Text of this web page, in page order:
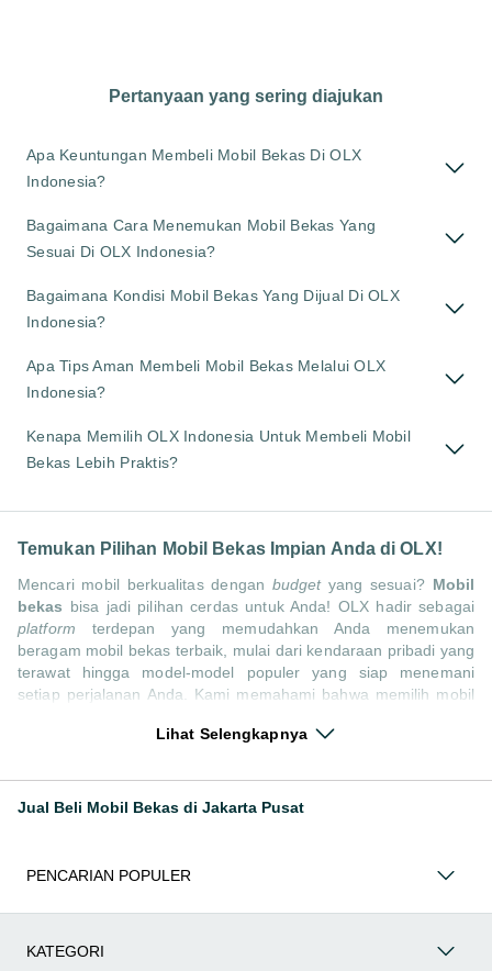
Pertanyaan yang sering diajukan
Apa Keuntungan Membeli Mobil Bekas Di OLX
Indonesia?
Bagaimana Cara Menemukan Mobil Bekas Yang
Sesuai Di OLX Indonesia?
Bagaimana Kondisi Mobil Bekas Yang Dijual Di OLX
Indonesia?
Apa Tips Aman Membeli Mobil Bekas Melalui OLX
Indonesia?
Kenapa Memilih OLX Indonesia Untuk Membeli Mobil
Bekas Lebih Praktis?
Temukan Pilihan Mobil Bekas Impian Anda di OLX!
Mencari mobil berkualitas dengan budgetyang sesuai? Mobil
bekas bisa jadi pilihan cerdas untuk Anda! OLX hadir sebagai
platform terdepan yang memudahkan Anda menemukan
beragam mobil bekas terbaik, mulai dari kendaraan pribadi yang
terawat hingga model-model populer yang siap menemani
setiap perjalanan Anda. Kami memahami bahwa memilih mobil
ribuan daftar dari penjual terpercaya di seluruh Indonesia.
dengan gaya hidup, kebutuhan, danbudgetAnda!
Memilihmobil bekasyang tepat tentu bukan perkara mudah.
berkelas, atau mobil kota yang irit dan lincah? Di OLX, Anda
beli mobil bekas Anda berjalan lancar, efisien, dan
Lihat Selengkapnya
Jual Beli Mobil Bekas di Jakarta Pusat
PENCARIAN POPULER
KATEGORI